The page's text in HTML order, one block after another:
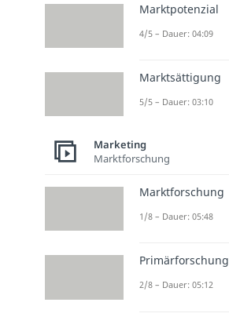
Marktpotenzial
4/5 – Dauer: 04:09
Marktsättigung
5/5 – Dauer: 03:10
Marketing
Marktforschung
Marktforschung
1/8 – Dauer: 05:48
Primärforschung
2/8 – Dauer: 05:12